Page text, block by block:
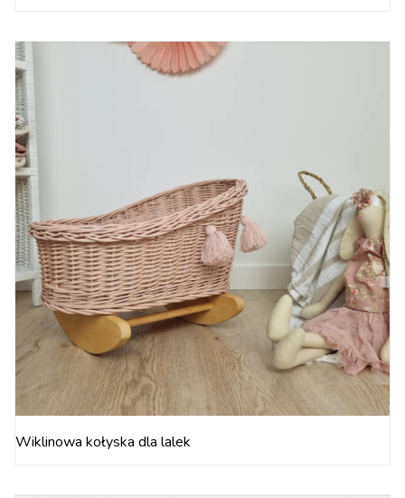
Wiklinowa kołyska dla lalek